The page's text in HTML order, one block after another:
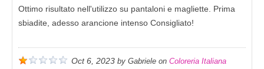
Ottimo risultato nell'utilizzo su pantaloni e magliette. Prima
sbiadite, adesso arancione intenso Consigliato!
Oct 6, 2023 by Gabriele on Coloreria Italiana